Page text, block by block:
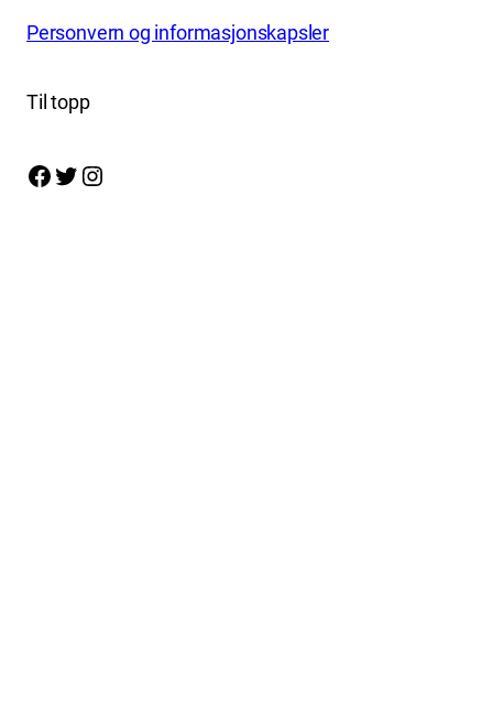
Personvern og informasjonskapsler
Til topp
Facebook Twitter Instagram